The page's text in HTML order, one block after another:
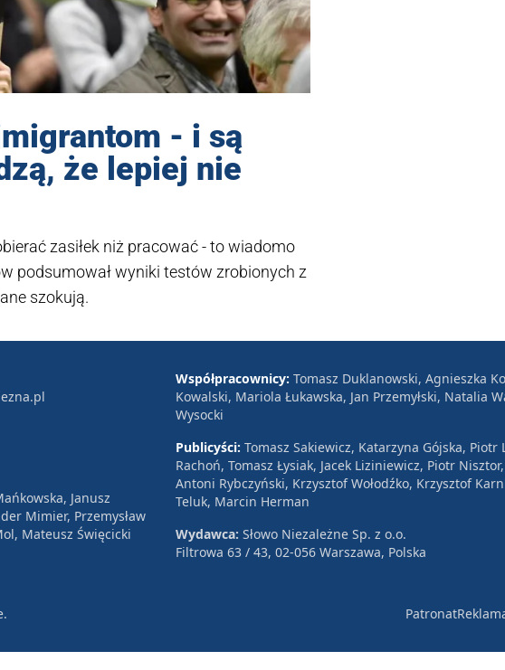
- i są
że lepiej nie
zasiłek niż pracować - to wiadomo
podsumował wyniki testów zrobionych z
szokują.
Janusz
Mimier, Przemysław
Mateusz Święcicki
Współpracownicy: Tomasz Duklanowski, Agnieszka
Kowalski, Mariola Łukawska, Jan Przemyłski, Natalia
Wysocki
Publicyści: Tomasz Sakiewicz, Katarzyna Gójska, Piotr
Rachoń, Tomasz Łysiak, Jacek Liziniewicz, Piotr
Antoni Rybczyński, Krzysztof Wołodźko, Krzysztof
Teluk, Marcin Herman
Wydawca: Słowo Niezależne Sp. z o.o.
Filtrowa 63 / 43, 02-056 Warszawa, Polska
Patronat